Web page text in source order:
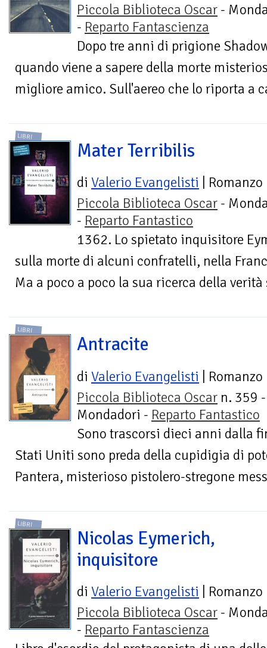
Piccola Biblioteca Oscar -
- Reparto Fantascienza
Dopo tre anni di prigione
quando viene a sapere della morte
migliore amico. Sull'aereo che lo riporta a
LIBRI
Mater Terribilis
di Valerio Evangelisti | Romanzo
Piccola Biblioteca Oscar -
- Reparto Fantastico
1362. Lo spietato inquisitore
sulla morte di alcuni confratelli, nella
Ma a poco a poco la sua ricerca della
LIBRI
Antracite
di Valerio Evangelisti | Romanzo
Piccola Biblioteca Oscar n. 359 -
Mondadori - Reparto Fantastico
Sono trascorsi dieci anni dalla
Stati Uniti sono preda della cupidigia di
Pantera, misterioso pistolero-stregone
LIBRI
Nicolas Eymerich,
inquisitore
di Valerio Evangelisti | Romanzo
Piccola Biblioteca Oscar -
- Reparto Fantascienza